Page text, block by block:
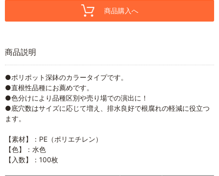
商品購入へ
商品説明
●ポリポット深鉢のカラータイプです。
●直根性品種にお薦めです。
●色分けにより品種区別や売り場での演出に！
●底穴数はサイズに応じて増え、排水良好で根腐れの軽減に役立つ
ます。
【素材】：PE（ポリエチレン）
【色】：水色
【入数】：100枚